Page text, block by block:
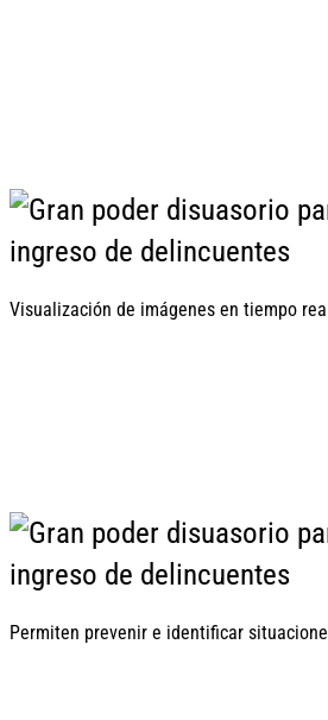
Visualización de imágenes en tiempo
Permiten prevenir e identificar